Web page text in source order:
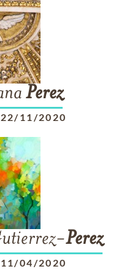
Perez
22/11/2020
Perez
11/04/2020